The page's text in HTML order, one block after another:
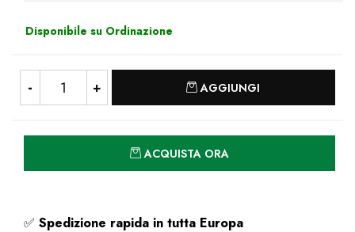
Disponibile su Ordinazione
AGGIUNGI
ACQUISTA ORA
✅ Spedizione rapida in tutta Europa